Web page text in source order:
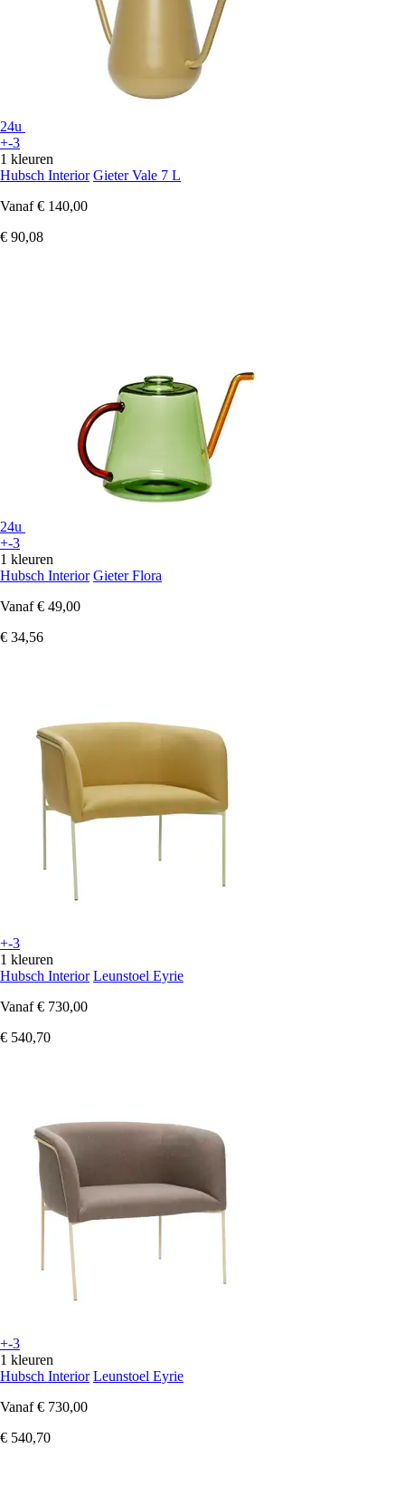
24u
+-3
1 kleuren
Hubsch Interior Gieter Vale 7 L
Vanaf € 140,00
€ 90,08
24u
+-3
1 kleuren
Hubsch Interior Gieter Flora
Vanaf € 49,00
€ 34,56
+-3
1 kleuren
Hubsch Interior Leunstoel Eyrie
Vanaf € 730,00
€ 540,70
+-3
1 kleuren
Hubsch Interior Leunstoel Eyrie
Vanaf € 730,00
€ 540,70